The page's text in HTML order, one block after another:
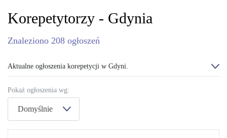
Korepetytorzy - Gdynia
Znaleziono 208 ogłoszeń
Aktualne ogłoszenia korepetycji w Gdyni.
Pokaż ogłoszenia wg:
Domyślnie